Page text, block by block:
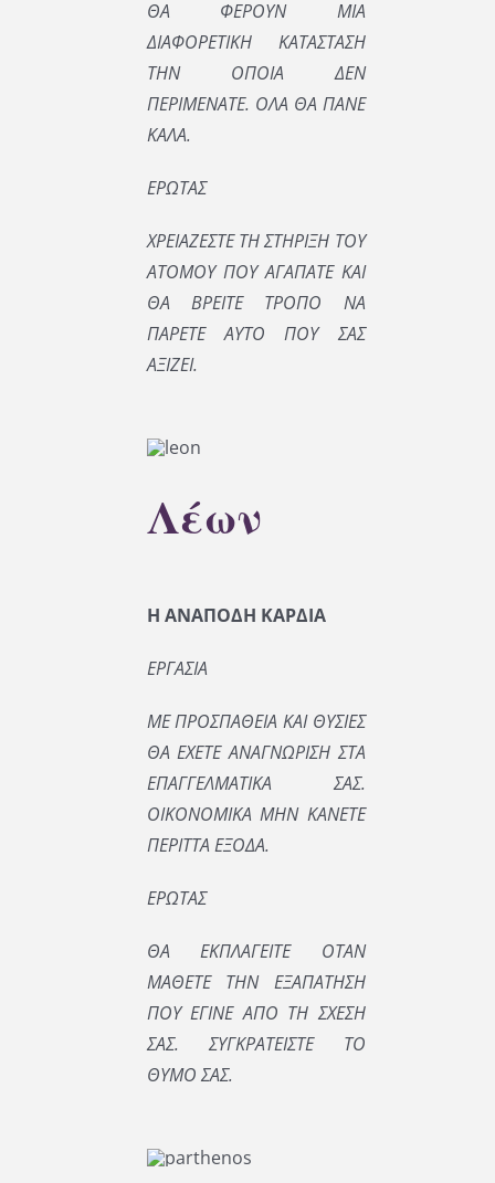
ΘΑ ΦΕΡΟΥΝ ΜΙΑ
ΔΙΑΦΟΡΕΤΙΚΗ ΚΑΤΑΣΤΑΣΗ
ΤΗΝ ΟΠΟΙΑ ΔΕΝ
ΠΕΡΙΜΕΝΑΤΕ. ΟΛΑ ΘΑ ΠΑΝΕ
ΚΑΛΑ.
ΕΡΩΤΑΣ
ΧΡΕΙΑΖΕΣΤΕ ΤΗ ΣΤΗΡΙΞΗ ΤΟΥ
ΑΤΟΜΟΥ ΠΟΥ ΑΓΑΠΑΤΕ ΚΑΙ
ΘΑ ΒΡΕΙΤΕ ΤΡΟΠΟ ΝΑ
ΠΑΡΕΤΕ ΑΥΤΟ ΠΟΥ ΣΑΣ
ΑΞΙΖΕΙ.
Λέων
Η ΑΝΑΠΟΔΗ ΚΑΡΔΙΑ
ΕΡΓΑΣΙΑ
ΜΕ ΠΡΟΣΠΑΘΕΙΑ ΚΑΙ ΘΥΣΙΕΣ
ΘΑ ΕΧΕΤΕ ΑΝΑΓΝΩΡΙΣΗ ΣΤΑ
ΕΠΑΓΓΕΛΜΑΤΙΚΑ ΣΑΣ.
ΟΙΚΟΝΟΜΙΚΑ ΜΗΝ ΚΑΝΕΤΕ
ΠΕΡΙΤΤΑ ΕΞΟΔΑ.
ΕΡΩΤΑΣ
ΘΑ ΕΚΠΛΑΓΕΙΤΕ ΟΤΑΝ
ΜΑΘΕΤΕ ΤΗΝ ΕΞΑΠΑΤΗΣΗ
ΠΟΥ ΕΓΙΝΕ ΑΠΟ ΤΗ ΣΧΕΣΗ
ΣΑΣ. ΣΥΓΚΡΑΤΕΙΣΤΕ ΤΟ
ΘΥΜΟ ΣΑΣ.